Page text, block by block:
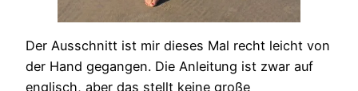
Der Ausschnitt ist mir dieses Mal recht leicht von
der Hand gegangen. Die Anleitung ist zwar auf
englisch, aber das stellt keine große